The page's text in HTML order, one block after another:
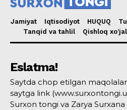
Jamiyat Iqtisodiyot HUQUQ
Tanqid va tahlil
Qishloq
Eslatma!
Saytda chop etilgan
saytga link
Surxon tongi va Zarya